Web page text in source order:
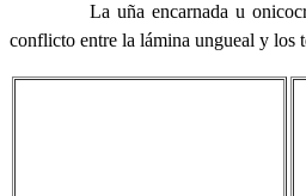
La uña encarnada u
conflicto entre la lámina ungueal y los